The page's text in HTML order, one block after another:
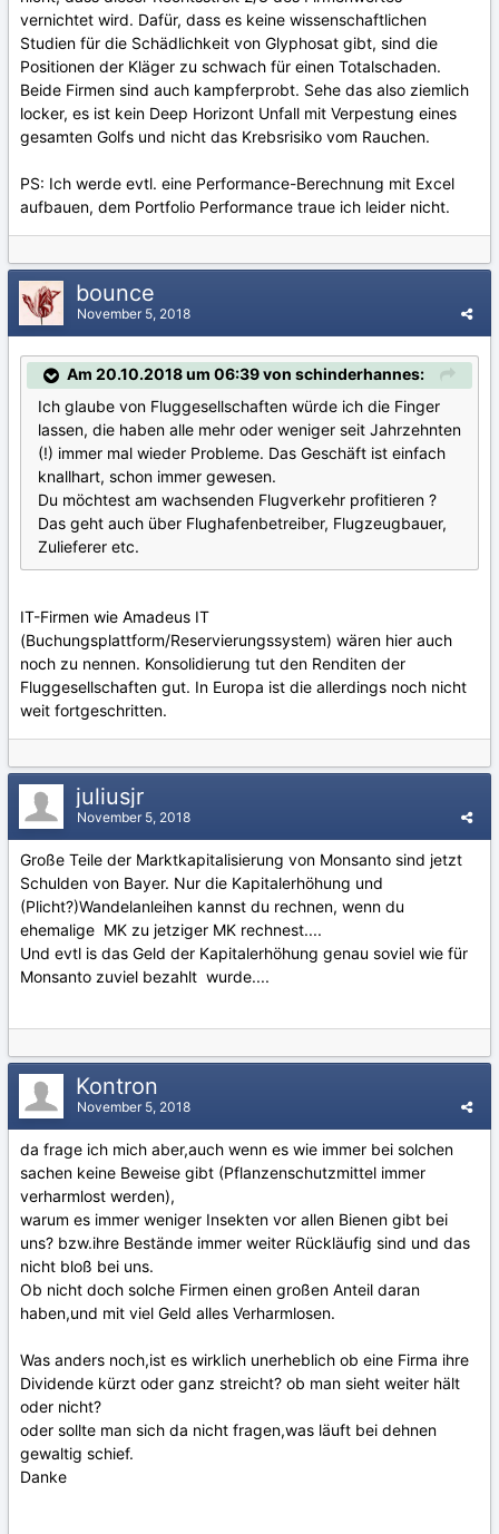
vernichtet wird. Dafür, dass es keine wissenschaftlichen
Studien für die Schädlichkeit von Glyphosat gibt, sind die
Positionen der Kläger zu schwach für einen Totalschaden.
Beide Firmen sind auch kampferprobt. Sehe das also ziemlich
locker, es ist kein Deep Horizont Unfall mit Verpestung eines
gesamten Golfs und nicht das Krebsrisiko vom Rauchen.
PS: Ich werde evtl. eine Performance-Berechnung mit Excel
aufbauen, dem Portfolio Performance traue ich leider nicht.
bounce
November 5, 2018
Am 20.10.2018 um 06:39 von schinderhannes:
Ich glaube von Fluggesellschaften würde ich die Finger
lassen, die haben alle mehr oder weniger seit Jahrzehnten
(!) immer mal wieder Probleme. Das Geschäft ist einfach
knallhart, schon immer gewesen.
Du möchtest am wachsenden Flugverkehr profitieren ?
Das geht auch über Flughafenbetreiber, Flugzeugbauer,
Zulieferer etc.
IT-Firmen wie Amadeus IT
(Buchungsplattform/Reservierungssystem) wären hier auch
noch zu nennen. Konsolidierung tut den Renditen der
Fluggesellschaften gut. In Europa ist die allerdings noch nicht
weit fortgeschritten.
juliusjr
November 5, 2018
Große Teile der Marktkapitalisierung von Monsanto sind jetzt
Schulden von Bayer. Nur die Kapitalerhöhung und
(Plicht?)Wandelanleihen kannst du rechnen, wenn du
ehemalige MK zu jetziger MK rechnest....
Und evtl is das Geld der Kapitalerhöhung genau soviel wie für
Monsanto zuviel bezahlt wurde....
Kontron
November 5, 2018
da frage ich mich aber,auch wenn es wie immer bei solchen
sachen keine Beweise gibt (Pflanzenschutzmittel immer
verharmlost werden),
warum es immer weniger Insekten vor allen Bienen gibt bei
uns? bzw.ihre Bestände immer weiter Rückläufig sind und das
nicht bloß bei uns.
Ob nicht doch solche Firmen einen großen Anteil daran
haben,und mit viel Geld alles Verharmlosen.
Was anders noch,ist es wirklich unerheblich ob eine Firma ihre
Dividende kürzt oder ganz streicht? ob man sieht weiter hält
oder nicht?
oder sollte man sich da nicht fragen,was läuft bei dehnen
gewaltig schief.
Danke